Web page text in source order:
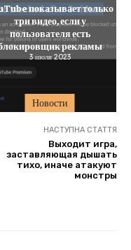
Новости
показывает только
три видео, если у
пользователя есть
рекламы
3 июля 2023
НАСТУПНА СТАТТЯ
Выходит игра,
заставляющая дышать
тихо, иначе атакуют
монстры